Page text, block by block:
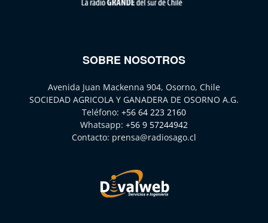
SOBRE NOSOTROS
Avenida Juan Mackenna 904, Osorno, Chile
SOCIEDAD AGRICOLA Y GANADERA DE OSORNO A.G.
Teléfono: +56 64 223 2160
Whatsapp: +56 9 57244942
Contacto: prensa@radiosago.cl